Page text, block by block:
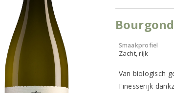
Smaakprofiel
Zacht, rijk
Van biologisch
Finesserijk